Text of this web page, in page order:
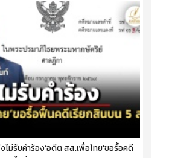
ไม่รับคำร้อง‘อดีต สส.เพื่อไทย’ขอรื้อคดี